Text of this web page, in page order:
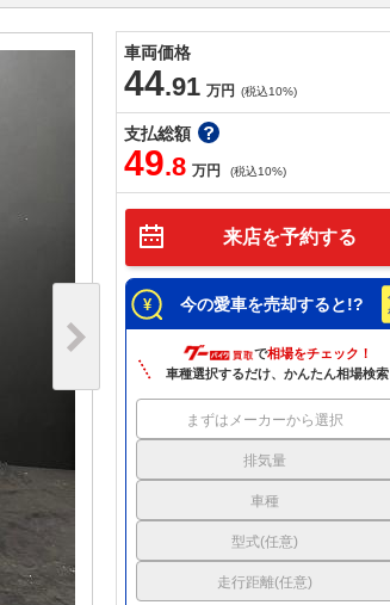
車両価格
44.91 万円 (税込10%)
支払総額
49.8 万円 (税込10%)
来店を予約する
今の愛車を売却すると!?
で相場をチェック！
車種選択するだけ、かんたん相場検索
まずはメーカーから選択
排気量
車種
型式(任意)
走行距離(任意)